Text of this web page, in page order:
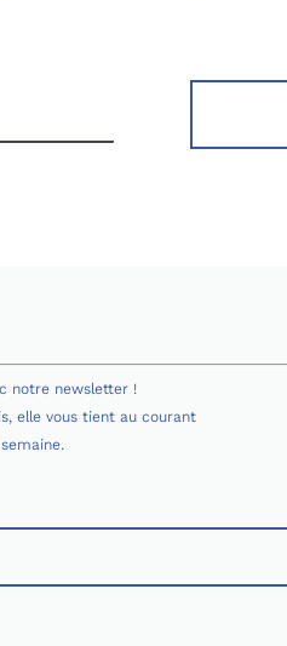
notre newsletter !
elle vous tient au courant